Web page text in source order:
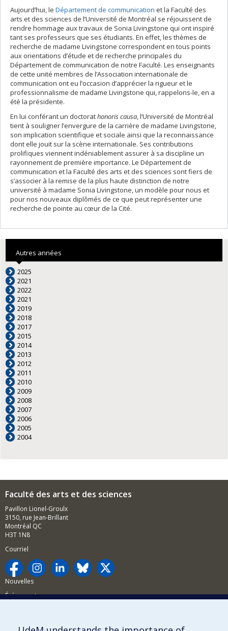
Aujourd’hui, le Département de communication et la Faculté des
arts et des sciences de l’Université de Montréal se réjouissent de
rendre hommage aux travaux de Sonia Livingstone qui ont inspiré
tant ses professeurs que ses étudiants. En effet, les thèmes de
recherche de madame Livingstone correspondent en tous points
aux orientations d’étude et de recherche principales du
Département de communication de notre Faculté. Les enseignants
de cette unité membres de l’Association internationale de
communication ont eu l’occasion d’apprécier la rigueur et le
professionnalisme de madame Livingstone qui, rappelons-le, en a
été la présidente.
En lui conférant un doctorathonoris causa, l’Université de Montréal
tient à souligner l’envergure de la carrière de madame Livingstone,
son implication scientifique et sociale ainsi que la reconnaissance
dont elle jouit sur la scène internationale. Ses contributions
prolifiques viennent indéniablement assurer à sa discipline un
rayonnement de première importance. Le Département de
communication et la Faculté des arts et des sciences sont fiers de
s’associer à la remise de la plus haute distinction de notre
université à madame Sonia Livingstone, un modèle pour nous et
pour nos nouveaux diplômés de ce que peut représenter une
recherche de pointe au cœur de la Cité.
Autres années
2025
2021
2022
2021
2019
2018
2017
2015
2014
2013
2012
2011
2010
2009
2008
2007
2006
2005
2004
Faculté des arts et des sciences
Pavillon Lionel-Groulx
3150, rue Jean-Brillant
Montréal QC
H3T 1N8
Courriel
Nouvelles
Événements